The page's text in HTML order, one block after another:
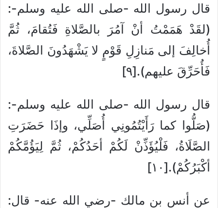
قال رسول الله -صلى الله عليه وسلم-:
(لقَدْ هَمَمْتُ أنْ آمُرَ بالصَّلاةِ فَتُقامَ، ثُمَّ
أُخالِفَ إلى مَنازِلِ قَوْمٍ لا يَشْهَدُونَ الصَّلاةَ،
فَأُحَرِّقَ عليهم).[٩]
قال رسول الله -صلى الله عليه وسلم-:
(صَلُّوا كما رَأَيْتُمُونِي أُصَلِّي، وإذَا حَضَرَتِ
الصَّلَاةُ، فَلْيُؤَذِّنْ لَكُمْ أحَدُكُمْ، ثُمَّ لِيَؤُمَّكُمْ
أكْبَرُكُمْ).[١٠]
عن أنس بن مالك -رضي الله عنه- قال: